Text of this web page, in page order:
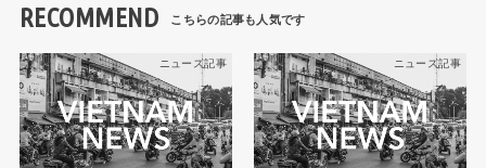
RECOMMEND
ニュース記事 ニュース記事